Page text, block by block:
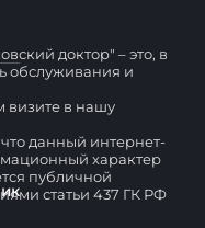
доктор" – это, в
обслуживания и
визите в нашу
что данный интернет-
характер
публичной
статьи 437 ГК РФ